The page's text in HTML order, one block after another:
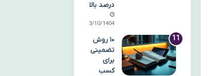
درصد بالا
13/10/1404
۱۰ روش
تضمینی
برای
کسب